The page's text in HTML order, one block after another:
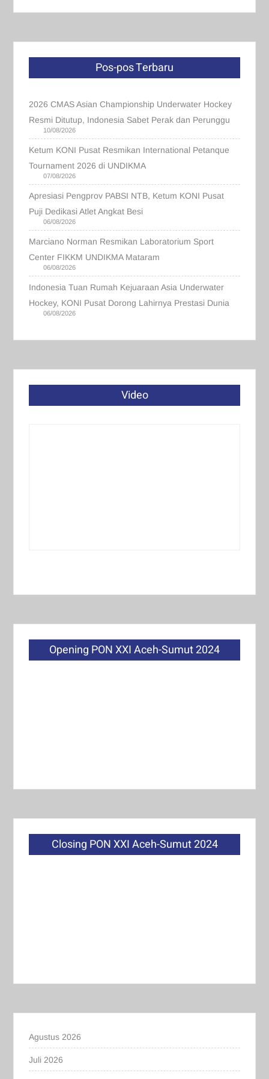
Pos-pos Terbaru
2026 CMAS Asian Championship Underwater Hockey
Resmi Ditutup, Indonesia Sabet Perak dan Perunggu
10/08/2026
Ketum KONI Pusat Resmikan International Petanque
Tournament 2026 di UNDIKMA
07/08/2026
Apresiasi Pengprov PABSI NTB, Ketum KONI Pusat
Puji Dedikasi Atlet Angkat Besi
06/08/2026
Marciano Norman Resmikan Laboratorium Sport
Center FIKKM UNDIKMA Mataram
06/08/2026
Indonesia Tuan Rumah Kejuaraan Asia Underwater
Hockey, KONI Pusat Dorong Lahirnya Prestasi Dunia
06/08/2026
Video
Opening PON XXI Aceh-Sumut 2024
Closing PON XXI Aceh-Sumut 2024
Agustus 2026
Juli 2026